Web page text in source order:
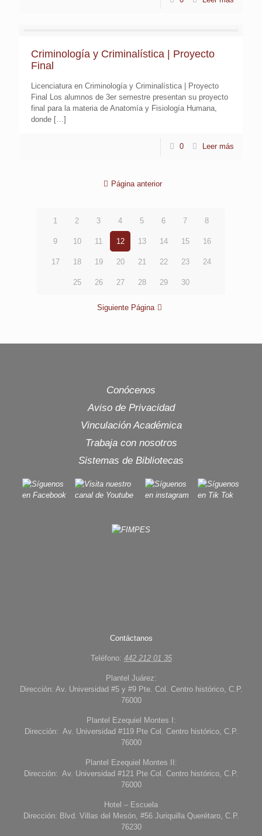
Criminología y Criminalística | Proyecto
Final
Licenciatura en Criminología y Criminalística | Proyecto
Final Los alumnos de 3er semestre presentan su proyecto
final para la materia de Anatomía y Fisiología Humana,
donde […]
0 Leer más
Página anterior
1 2 3 4 5 6 7 8
9 10 11 12 13 14 15 16
17 18 19 20 21 22 23 24
25 26 27 28 29 30
Siguiente Página
Conócenos
Aviso de Privacidad
Vinculación Académica
Trabaja con nosotros
Sistemas de Bibliotecas
Contáctanos
Teléfono: 442 212 01 35
Plantel Juárez:
Dirección: Av. Universidad #5 y #9 Pte. Col. Centro histórico, C.P.
76000
Plantel Ezequiel Montes I:
Dirección: Av. Universidad #119 Pte Col. Centro histórico, C.P.
76000
Plantel Ezequiel Montes II:
Dirección: Av. Universidad #121 Pte Col. Centro histórico, C.P.
76000
Hotel – Escuela
Dirección: Blvd. Villas del Mesón, #56 Juriquilla Querétaro, C.P.
76230